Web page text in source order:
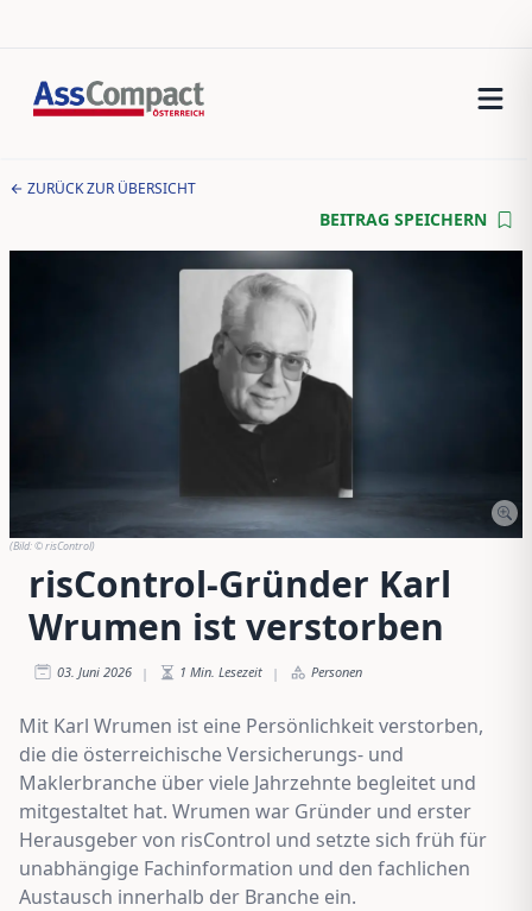
ZURÜCK ZUR ÜBERSICHT
BEITRAG SPEICHERN
(Bild:© risControl)
risControl-Gründer Karl
Wrumen ist verstorben
03. Juni 2026 | 1 Min. Lesezeit | Personen
Mit Karl Wrumen ist eine Persönlichkeit verstorben,
die die österreichische Versicherungs- und
Maklerbranche über viele Jahrzehnte begleitet und
mitgestaltet hat. Wrumen war Gründer und erster
Herausgeber von risControl und setzte sich früh für
unabhängige Fachinformation und den fachlichen
Austausch innerhalb der Branche ein.